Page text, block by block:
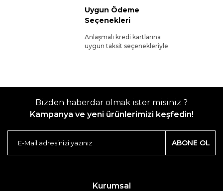
Uygun Ödeme
Seçenekleri
Anlaşmalı kredi kartlarına
uygun taksit seçenekleriyle
Bizden haberdar olmak ister misiniz ?
Kampanya ve yeni ürünlerimizi keşfedin!
ABONE OL
Kurumsal